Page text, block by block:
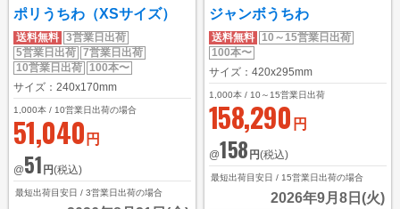
ポリうちわ（XSサイズ）
送料無料 3営業日出荷
5営業日出荷 7営業日出荷
10営業日出荷 100本〜
サイズ：240x170mm
1,000本 / 10営業日出荷の場合
51,040 円
@51 円(税込)
最短出荷目安日 / 3営業日出荷の場合
ジャンボうちわ
送料無料 10～15営業日出荷
100本〜
サイズ：420x295mm
1,000本 / 10～15営業日出荷
158,290 円
@158 円(税込)
最短出荷目安日 / 15営業日出荷の場合
2026年9月8日(火)